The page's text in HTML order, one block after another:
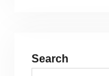
Search